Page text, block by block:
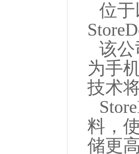
位
该
为手
技术
料，
储更